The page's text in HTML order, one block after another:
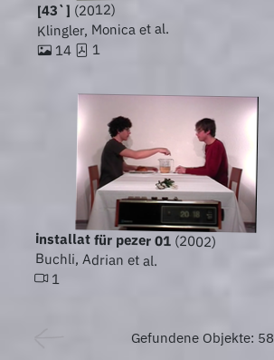
[43`] (2012)
Klingler, Monica et al.
14 1
installat für pezer 01(2002)
Buchli, Adrian et al.
1
Gefundene Objekte: 58